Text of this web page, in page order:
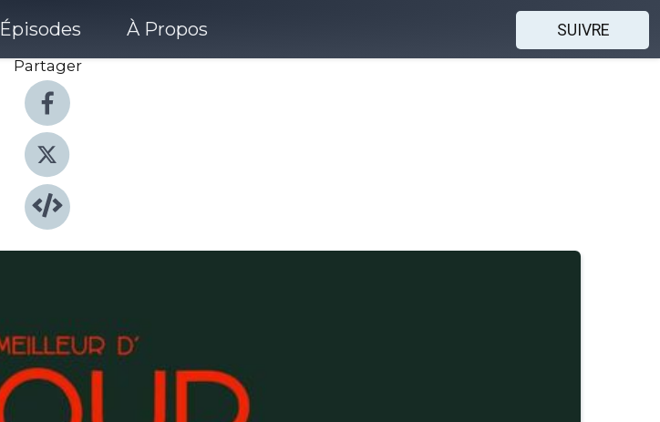
Épisodes À Propos
SUIVRE
Partager